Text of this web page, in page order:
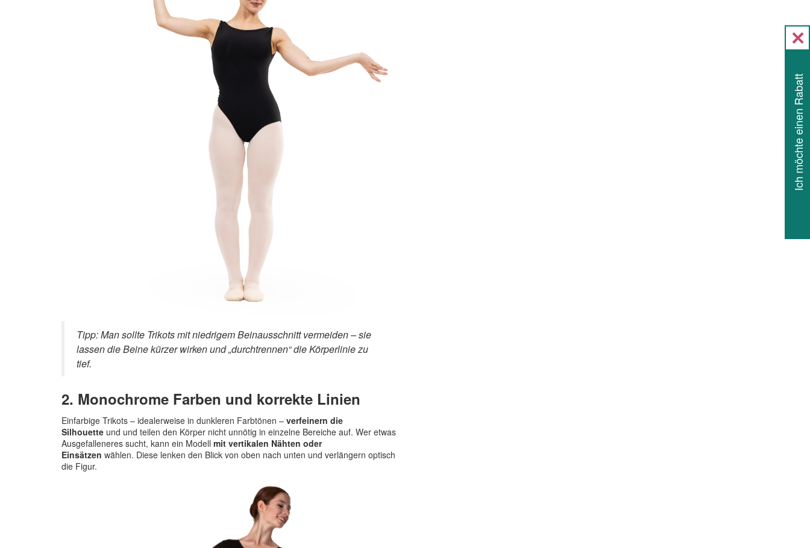
Tipp: Man sollte Trikots mit niedrigem Beinausschnitt vermeiden – sie
lassen die Beine kürzer wirken und „durchtrennen“ die Körperlinie zu
tief.
2. Monochrome Farben und korrekte Linien
Einfarbige Trikots – idealerweise in dunkleren Farbtönen – verfeinern die
Silhouette und und teilen den Körper nicht unnötig in einzelne Bereiche auf. Wer etwas
Ausgefalleneres sucht, kann ein Modell mit vertikalen Nähten oder
Einsätzen wählen. Diese lenken den Blick von oben nach unten und verlängern optisch
die Figur.
Ich möchte einen Rabatt